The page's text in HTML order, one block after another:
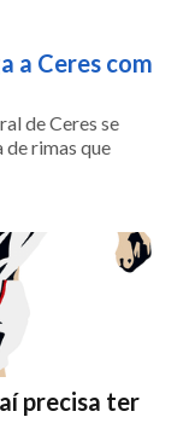
a Ceres com
de Ceres se
rimas que
precisa ter